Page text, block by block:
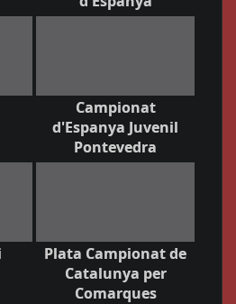
Campionat
d'Espanya Juvenil
Pontevedra
Plata Campionat de
Catalunya per
Comarques